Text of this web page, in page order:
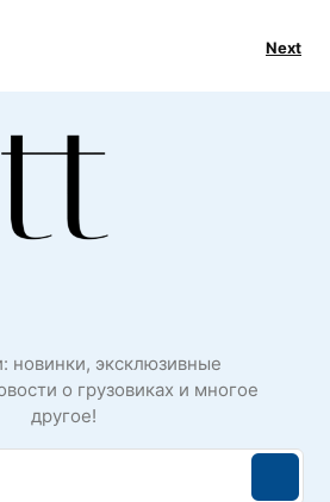
Next
новинки, эксклюзивные
о грузовиках и многое
другое!